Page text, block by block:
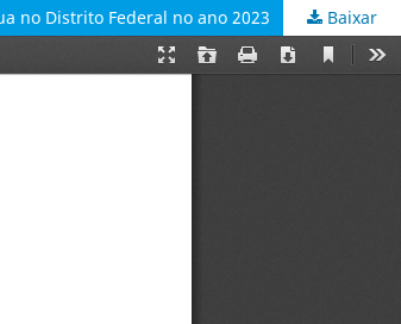
no Distrito Federal no ano 2023 Baixar